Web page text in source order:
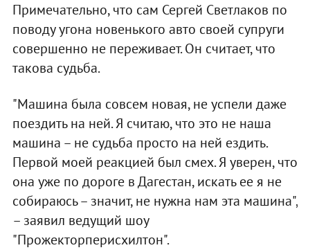
Примечательно, что сам Сергей Светлаков по
поводу угона новенького авто своей супруги
совершенно не переживает. Он считает, что
такова судьба.
"Машина была совсем новая, не успели даже
поездить на ней. Я считаю, что это не наша
машина – не судьба просто на ней ездить.
Первой моей реакцией был смех. Я уверен, что
она уже по дороге в Дагестан, искать ее я не
собираюсь – значит, не нужна нам эта машина",
– заявил ведущий шоу
"Прожекторперисхилтон".